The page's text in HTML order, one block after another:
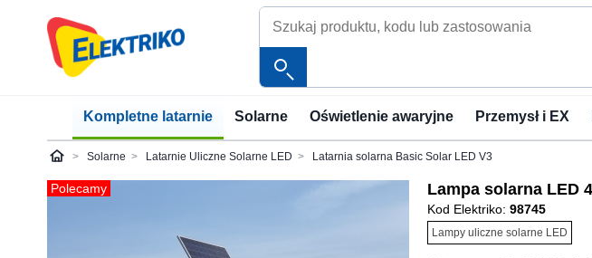
Kompletne latarnie Solarne Oświetlenie awaryjne Przemysł i EX
ElektrikoSolarne Latarnie Uliczne Solarne LED Latarnia solarna Basic Solar LED V3
Polecamy Lampa solarna LED
Kod Elektriko: 98745
Lampy uliczne solarne LED